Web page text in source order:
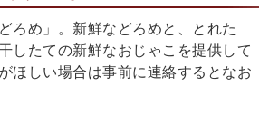
ろめ」。新鮮などろめと、とれた
したての新鮮なおじゃこを提供して
ほしい場合は事前に連絡するとなお